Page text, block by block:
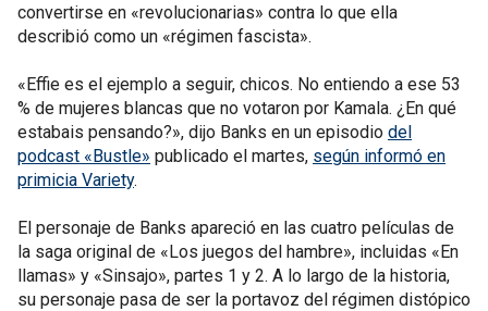
convertirse en «revolucionarias» contra lo que ella
describió como un «régimen fascista».
«Effie es el ejemplo a seguir, chicos. No entiendo a ese 53
% de mujeres blancas que no votaron por Kamala. ¿En qué
estabais pensando?», dijo Banks en un episodio del
podcast «Bustle» publicado el martes, según informó en
primicia Variety.
El personaje de Banks apareció en las cuatro películas de
la saga original de «Los juegos del hambre», incluidas «En
llamas» y «Sinsajo», partes 1 y 2. A lo largo de la historia,
su personaje pasa de ser la portavoz del régimen distópico